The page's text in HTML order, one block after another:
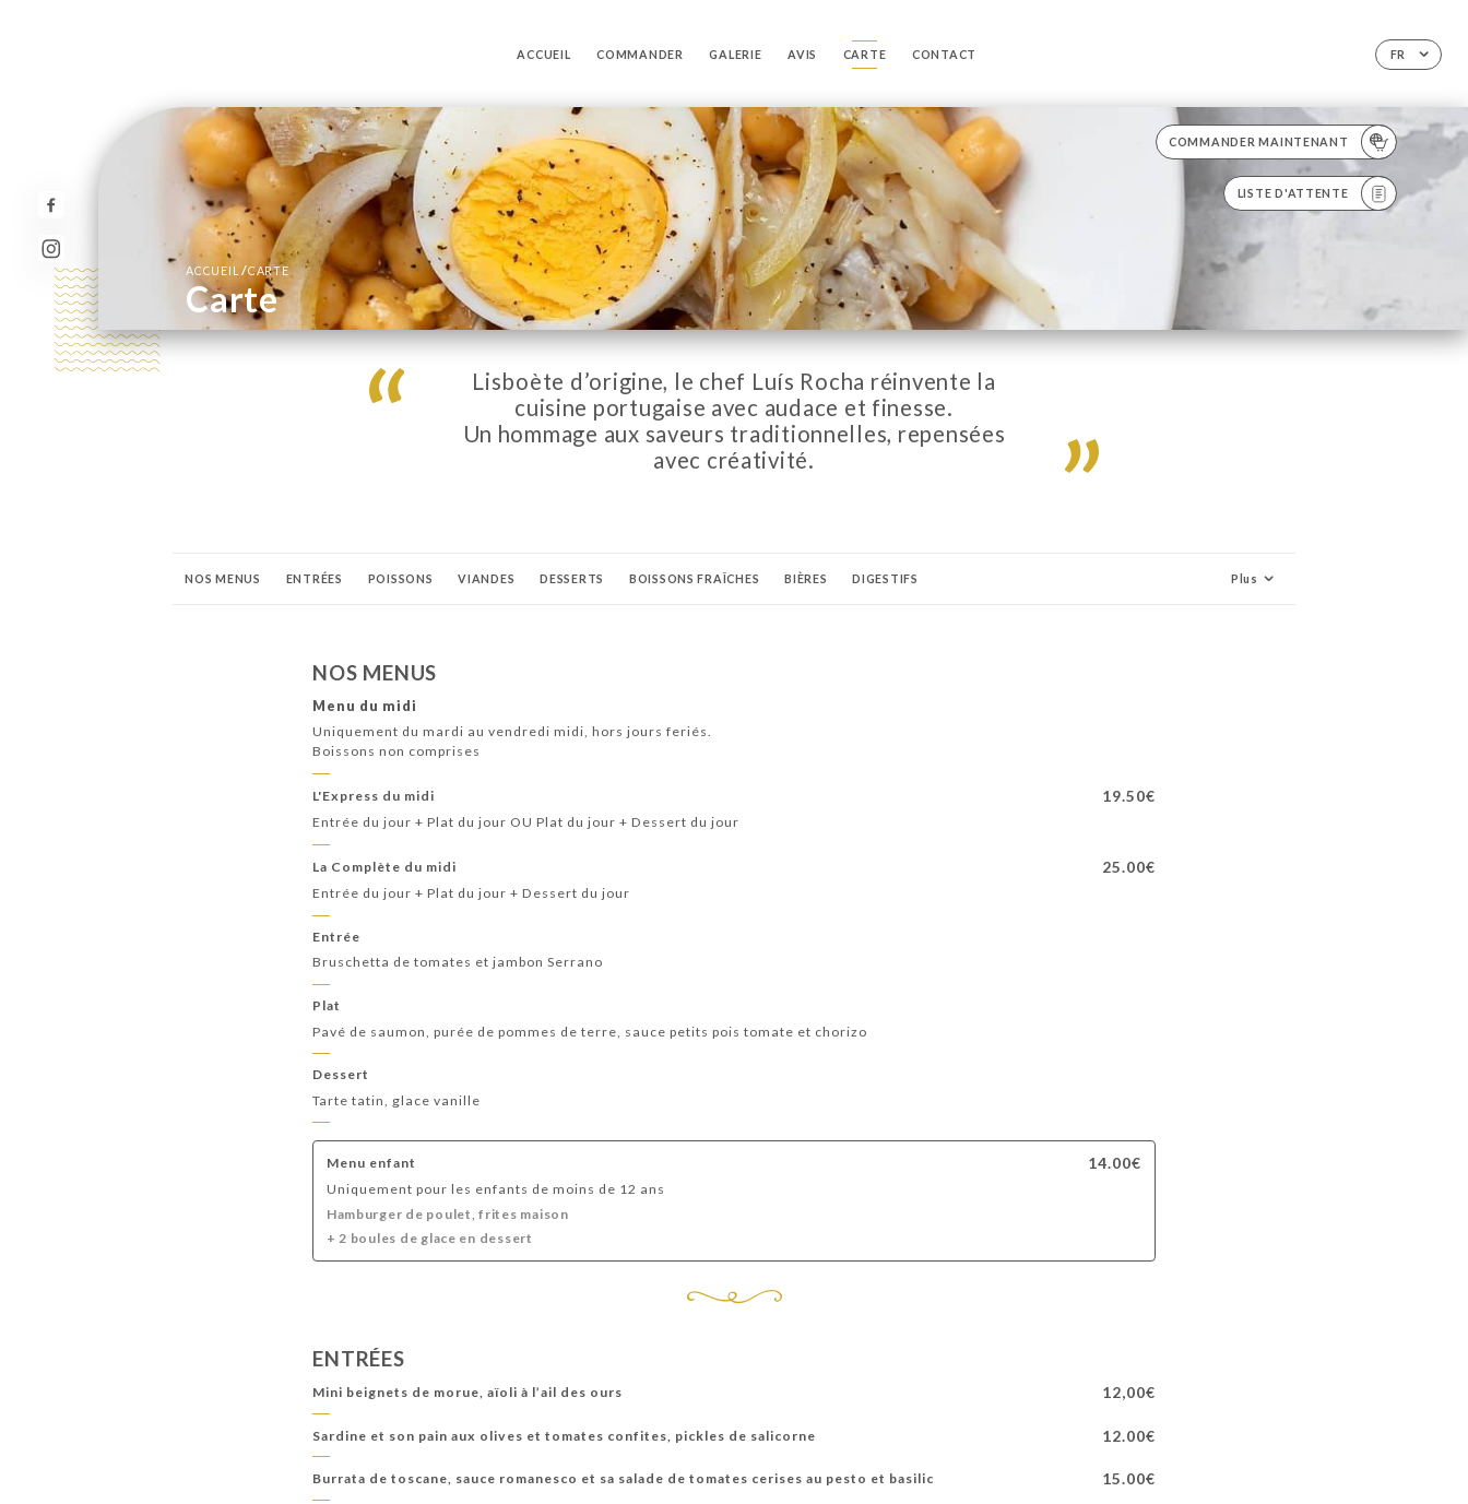
FR
ACCUEIL COMMANDER GALERIE AVIS CARTE CONTACT
COMMANDER MAINTENANT
LISTE D'ATTENTE
ACCUEIL/CARTE
Carte
Lisboète d’origine, le chef Luís Rocha réinvente la
cuisine portugaise avec audace et finesse.
Un hommage aux saveurs traditionnelles, repensées
avec créativité.
NOS MENUS ENTRÉES POISSONS VIANDES DESSERTS BOISSONS FRAÎCHES BIÈRES DIGESTIFS Plus
NOS MENUS
Menu du midi
Uniquement du mardi au vendredi midi, hors jours feriés.
Boissons non comprises
L'Express du midi 19.50€
Entrée du jour + Plat du jour OU Plat du jour + Dessert du jour
La Complète du midi 25.00€
Entrée du jour + Plat du jour + Dessert du jour
Entrée
Bruschetta de tomates et jambon Serrano
Plat
Pavé de saumon, purée de pommes de terre, sauce petits pois tomate et chorizo
Dessert
Tarte tatin, glace vanille
Menu enfant 14.00€
Uniquement pour les enfants de moins de 12 ans
Hamburger de poulet, frites maison
+ 2 boules de glace en dessert
ENTRÉES
Mini beignets de morue, aïoli à l’ail des ours 12,00€
Sardine et son pain aux olives et tomates confites, pickles de salicorne 12.00€
Burrata de toscane, sauce romanesco et sa salade de tomates cerises au pesto et basilic 15.00€